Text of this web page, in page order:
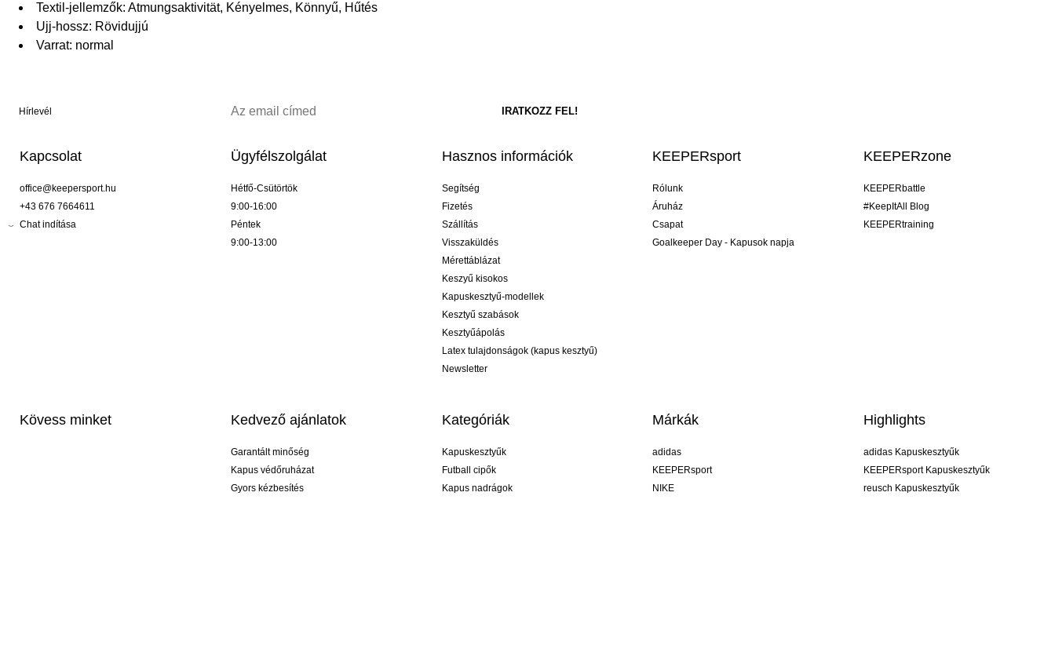
Textil-jellemzők: Atmungsaktivität, Kényelmes, Könnyű, Hűtés
Ujj-hossz: Rövidujjú
Varrat: normal
Hírlevél
Kapcsolat
office@keepersport.hu
+43 676 7664611
Chat indítása
Ügyfélszolgálat
Hétfő-Csütörtök
9:00-16:00
Péntek
9:00-13:00
Hasznos információk
Segítség
Fizetés
Szállítás
Visszaküldés
Mérettáblázat
Keszyű kisokos
Kapuskesztyű-modellek
Kesztyű szabások
Kesztyűápolás
Latex tulajdonságok (kapus kesztyű)
Newsletter
KEEPERsport
Rólunk
Áruház
Csapat
Goalkeeper Day - Kapusok napja
KEEPERzone
KEEPERbattle
#KeepItAll Blog
KEEPERtraining
Kövess minket Kedvező ajánlatok
Garantált minőség
Kapus védőruházat
Gyors kézbesítés
Kategóriák
Kapuskesztyűk
Futball cipők
Kapus nadrágok
Márkák
adidas
KEEPERsport
NIKE
Highlights
adidas Kapuskesztyűk
KEEPERsport Kapuskesztyűk
reusch Kapuskesztyűk